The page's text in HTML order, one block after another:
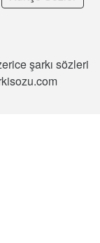
şarkı sözleri